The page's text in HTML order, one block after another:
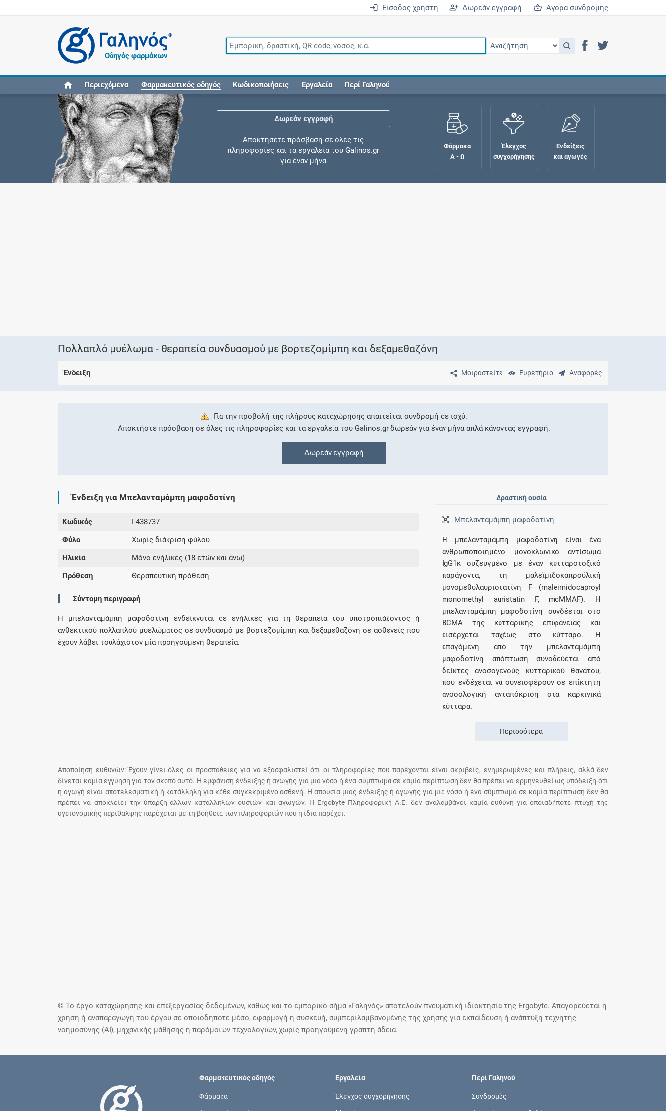
Είσοδος χρήστη Δωρεάν εγγραφή Αγορά συνδρομής
®
Οδηγός φαρμάκων
Περιεχόμενα Φαρμακευτικός οδηγός Κωδικοποιήσεις Εργαλεία Περί Γαληνού
Δωρεάν εγγραφή
Αποκτήσετε πρόσβαση σε όλες τις
πληροφορίες και τα εργαλεία του Galinos.gr
για έναν μήνα
ενός φαρμάκου κατά τη διάρκεια της
εγκυμοσύνης ή του θηλασμού
Συνδρομές
Μάθετε περισσότερα για τα οφέλη και τις
Φάρμακα
Α - Ω
Έλεγχος
συγχορήγησης
Ενδείξεις
και αγωγές
Πολλαπλό μυέλωμα - θεραπεία συνδυασμού με βορτεζομίμπη και δεξαμεθαζόνη
Μοιραστείτε Ευρετήριο Αναφορές
Ένδειξη
Για την προβολή της πλήρους καταχώρησης απαιτείται συνδρομή σε ισχύ.
Αποκτήστε πρόσβαση σε όλες τις πληροφορίες και τα εργαλεία του Galinos.gr δωρεάν για έναν μήνα απλά κάνοντας εγγραφή.
Δωρεάν εγγραφή
Ένδειξη για Μπελανταμάμπη μαφοδοτίνη
Κωδικός I-438737
Φύλο Χωρίς διάκριση φύλου
Ηλικία Μόνο ενήλικες (18 ετών και άνω)
Πρόθεση Θεραπευτική πρόθεση
Σύντομη περιγραφή
Η μπελανταμάμπη μαφοδοτίνη ενδείκνυται σε ενήλικες για τη θεραπεία του υποτροπιάζοντος ή
ανθεκτικού πολλαπλού μυελώματος σε συνδυασμό με βορτεζομίμπη και δεξαμεθαζόνη σε ασθενείς που
έχουν λάβει τουλάχιστον μία προηγούμενη θεραπεία.
Δραστική ουσία
Μπελανταμάμπη μαφοδοτίνη
Η μπελανταμάμπη μαφοδοτίνη είναι ένα
ανθρωποποιημένο μονοκλωνικό αντίσωμα
IgG1κ συζευγμένο με έναν κυτταροτοξικό
παράγοντα, τη μαλεϊμιδοκαπροϋλική
μονομεθυλαυριστατίνη F (maleimidocaproyl
monomethyl auristatin F, mcMMAF). Η
μπελανταμάμπη μαφοδοτίνη συνδέεται στο
BCMA της κυτταρικής επιφάνειας και
εισέρχεται ταχέως στο κύτταρο. Η
επαγόμενη από την μπελανταμάμπη
μαφοδοτίνη απόπτωση συνοδεύεται από
δείκτες ανοσογενούς κυτταρικού θανάτου,
που ενδέχεται να συνεισφέρουν σε επίκτητη
ανοσολογική ανταπόκριση στα καρκινικά
κύτταρα.
Περισσότερα
Αποποίηση ευθυνών: Έχουν γίνει όλες οι προσπάθειες για να εξασφαλιστεί ότι οι πληροφορίες που παρέχονται είναι ακριβείς, ενημερωμένες και πλήρεις, αλλά δεν
δίνεται καμία εγγύηση για τον σκοπό αυτό. Η εμφάνιση ένδειξης ή αγωγής για μια νόσο ή ένα σύμπτωμα σε καμία περίπτωση δεν θα πρέπει να ερμηνευθεί ως υπόδειξη ότι
η αγωγή είναι αποτελεσματική ή κατάλληλη για κάθε συγκεκριμένο ασθενή. Η απουσία μιας ένδειξης ή αγωγής για μια νόσο ή ένα σύμπτωμα σε καμία περίπτωση δεν θα
πρέπει να αποκλείει την ύπαρξη άλλων κατάλληλων ουσιών και αγωγών. Η Ergobyte Πληροφορική Α.Ε. δεν αναλαμβάνει καμία ευθύνη για οποιαδήποτε πτυχή της
υγειονομικής περίθαλψης παρέχεται με τη βοήθεια των πληροφοριών που η ίδια παρέχει.
© Το έργο καταχώρησης και επεξεργασίας δεδομένων, καθώς και το εμπορικό σήμα «Γαληνός» αποτελούν πνευματική ιδιοκτησία της Ergobyte. Απαγορεύεται η
χρήση ή αναπαραγωγή του έργου σε οποιοδήποτε μέσο, εφαρμογή ή συσκευή, συμπεριλαμβανομένης της χρήσης για εκπαίδευση ή ανάπτυξη τεχνητής
νοημοσύνης (AI), μηχανικής μάθησης ή παρόμοιων τεχνολογιών, χωρίς προηγούμενη γραπτή άδεια.
Φαρμακευτικός οδηγός
Φάρμακα
Εργαλεία
Έλεγχος συγχορήγησης
Περί Γαληνού
Συνδρομές